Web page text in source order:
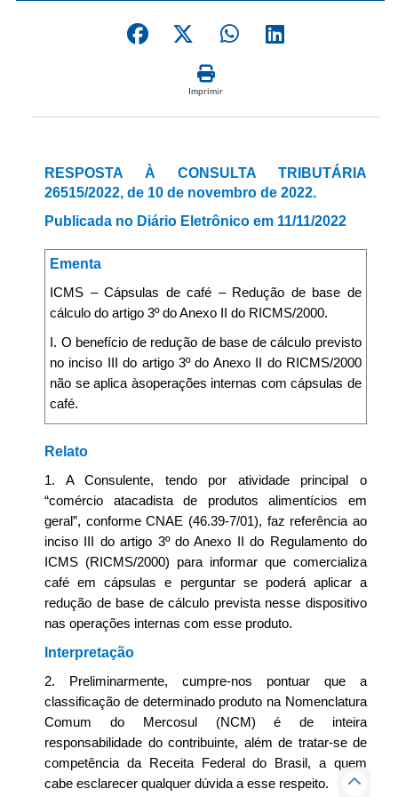
Imprimir
RESPOSTA À CONSULTA TRIBUTÁRIA
26515/2022, de 10 de novembro de 2022.
Publicada no Diário Eletrônico em 11/11/2022
Ementa
ICMS – Cápsulas de café – Redução de base de
cálculo do artigo 3º do Anexo II do RICMS/2000.
I. O benefício de redução de base de cálculo previsto
no inciso III do artigo 3º do Anexo II do RICMS/2000
não se aplica àsoperações internas com cápsulas de
café.
Relato
1. A Consulente, tendo por atividade principal o
“comércio atacadista de produtos alimentícios em
geral”, conforme CNAE (46.39-7/01), faz referência ao
inciso III do artigo 3º do Anexo II do Regulamento do
ICMS (RICMS/2000) para informar que comercializa
café em cápsulas e perguntar se poderá aplicar a
redução de base de cálculo prevista nesse dispositivo
nas operações internas com esse produto.
Interpretação
2. Preliminarmente, cumpre-nos pontuar que a
classificação de determinado produto na Nomenclatura
Comum do Mercosul (NCM) é de inteira
responsabilidade do contribuinte, além de tratar-se de
competência da Receita Federal do Brasil, a quem
cabe esclarecer qualquer dúvida a esse respeito.